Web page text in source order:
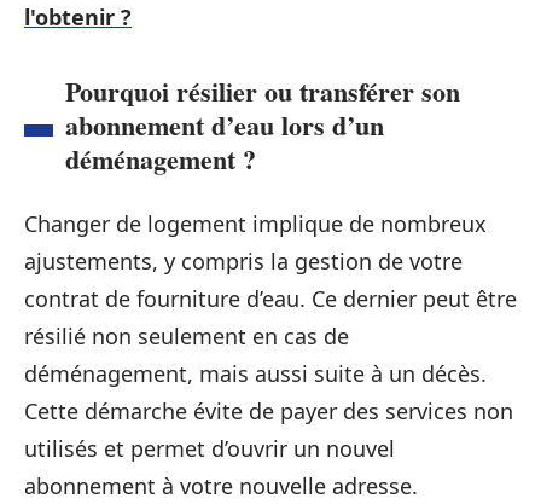
l'obtenir ?
Pourquoi résilier ou transférer son
abonnement d’eau lors d’un
déménagement ?
Changer de logement implique de nombreux
ajustements, y compris la gestion de votre
contrat de fourniture d’eau. Ce dernier peut être
résilié non seulement en cas de
déménagement, mais aussi suite à un décès.
Cette démarche évite de payer des services non
utilisés et permet d’ouvrir un nouvel
abonnement à votre nouvelle adresse.